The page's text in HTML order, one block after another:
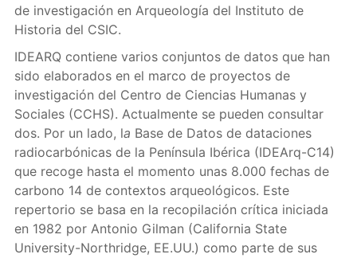
de investigación en Arqueología del Instituto de
Historia del CSIC.
IDEARQ contiene varios conjuntos de datos que han
sido elaborados en el marco de proyectos de
investigación del Centro de Ciencias Humanas y
Sociales (CCHS). Actualmente se pueden consultar
dos. Por un lado, la Base de Datos de dataciones
radiocarbónicas de la Península Ibérica (IDEArq-C14)
que recoge hasta el momento unas 8.000 fechas de
carbono 14 de contextos arqueológicos. Este
repertorio se basa en la recopilación crítica iniciada
en 1982 por Antonio Gilman (California State
University-Northridge, EE.UU.) como parte de sus